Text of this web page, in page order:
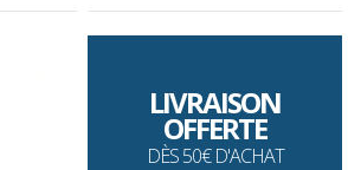
LIVRAISON
OFFERTE
DÈS 50€ D'ACHAT